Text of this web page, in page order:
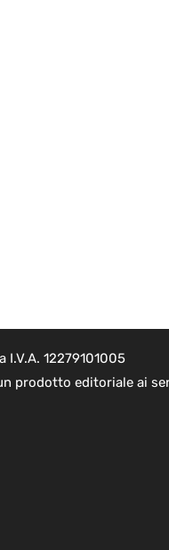
I.V.A. 12279101005
prodotto editoriale ai